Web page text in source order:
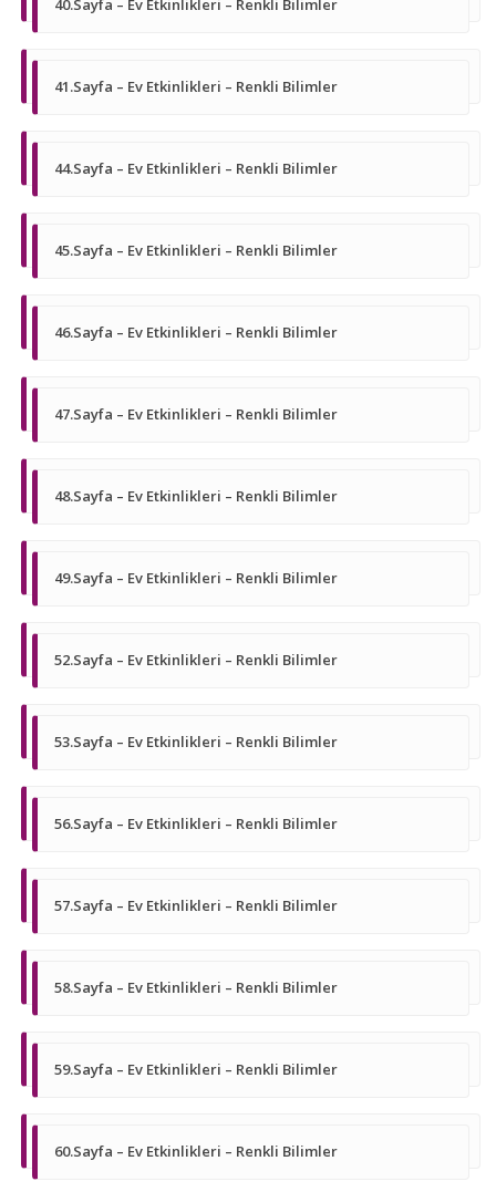
40.Sayfa – Ev Etkinlikleri – Renkli Bilimler
41.Sayfa – Ev Etkinlikleri – Renkli Bilimler
44.Sayfa – Ev Etkinlikleri – Renkli Bilimler
45.Sayfa – Ev Etkinlikleri – Renkli Bilimler
46.Sayfa – Ev Etkinlikleri – Renkli Bilimler
47.Sayfa – Ev Etkinlikleri – Renkli Bilimler
48.Sayfa – Ev Etkinlikleri – Renkli Bilimler
49.Sayfa – Ev Etkinlikleri – Renkli Bilimler
52.Sayfa – Ev Etkinlikleri – Renkli Bilimler
53.Sayfa – Ev Etkinlikleri – Renkli Bilimler
56.Sayfa – Ev Etkinlikleri – Renkli Bilimler
57.Sayfa – Ev Etkinlikleri – Renkli Bilimler
58.Sayfa – Ev Etkinlikleri – Renkli Bilimler
59.Sayfa – Ev Etkinlikleri – Renkli Bilimler
60.Sayfa – Ev Etkinlikleri – Renkli Bilimler